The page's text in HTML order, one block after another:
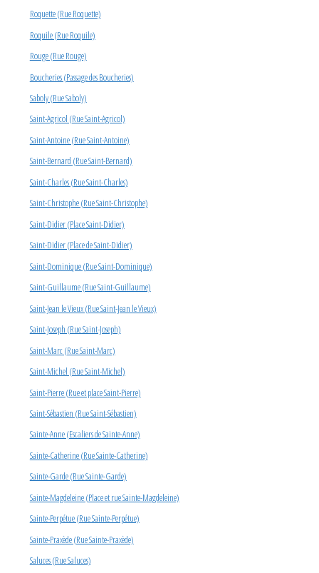
Roquette (Rue Roquette)
Roquile (Rue Roquile)
Rouge (Rue Rouge)
Boucheries (Passage des Boucheries)
Saboly (Rue Saboly)
Saint-Agricol (Rue Saint-Agricol)
Saint-Antoine (Rue Saint-Antoine)
Saint-Bernard (Rue Saint-Bernard)
Saint-Charles (Rue Saint-Charles)
Saint-Christophe (Rue Saint-Christophe)
Saint-Didier (Place Saint-Didier)
Saint-Didier (Place de Saint-Didier)
Saint-Dominique (Rue Saint-Dominique)
Saint-Guillaume (Rue Saint-Guillaume)
Saint-Jean le Vieux (Rue Saint-Jean le Vieux)
Saint-Joseph (Rue Saint-Joseph)
Saint-Marc (Rue Saint-Marc)
Saint-Michel (Rue Saint-Michel)
Saint-Pierre (Rue et place Saint-Pierre)
Saint-Sébastien (Rue Saint-Sébastien)
Sainte-Anne (Escaliers de Sainte-Anne)
Sainte-Catherine (Rue Sainte-Catherine)
Sainte-Garde (Rue Sainte-Garde)
Sainte-Magdeleine (Place et rue Sainte-Magdeleine)
Sainte-Perpétue (Rue Sainte-Perpétue)
Sainte-Praxède (Rue Sainte-Praxède)
Saluces (Rue Saluces)